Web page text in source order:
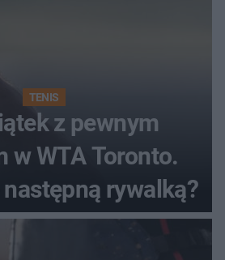
TENIS
z pewnym
w WTA Toronto.
rywalką?